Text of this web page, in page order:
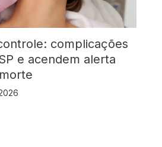
complicações
e acendem alerta